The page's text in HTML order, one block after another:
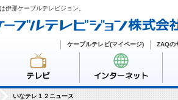
伊那ケーブルテレビジョン。
テレビ インターネット
ZAQの
ケーブルテレビ(マイページ)
いなテレ１２ニュース